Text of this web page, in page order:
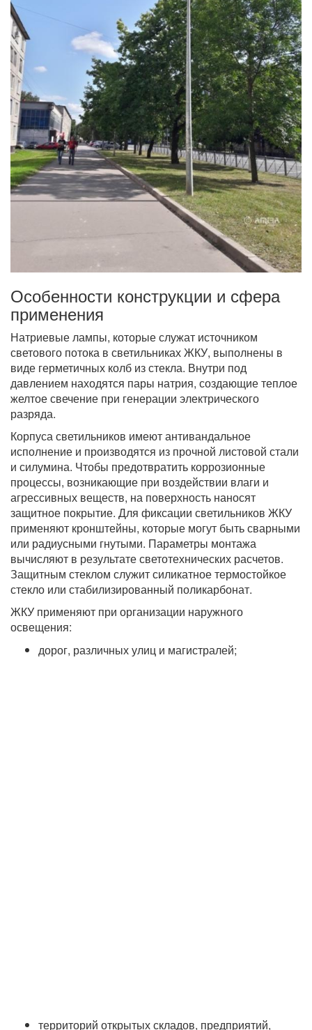
Особенности конструкции и сфера
применения
Натриевые лампы, которые служат источником
светового потока в светильниках ЖКУ, выполнены в
виде герметичных колб из стекла. Внутри под
давлением находятся пары натрия, создающие теплое
желтое свечение при генерации электрического
разряда.
Корпуса светильников имеют антивандальное
исполнение и производятся из прочной листовой стали
и силумина. Чтобы предотвратить коррозионные
процессы, возникающие при воздействии влаги и
агрессивных веществ, на поверхность наносят
защитное покрытие. Для фиксации светильников ЖКУ
применяют кронштейны, которые могут быть сварными
или радиусными гнутыми. Параметры монтажа
вычисляют в результате светотехнических расчетов.
Защитным стеклом служит силикатное термостойкое
стекло или стабилизированный поликарбонат.
ЖКУ применяют при организации наружного
освещения:
дорог, различных улиц и магистралей;
территорий открытых складов, предприятий,